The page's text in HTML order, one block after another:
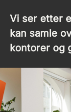
Vi ser etter
kan samle
kontorer og